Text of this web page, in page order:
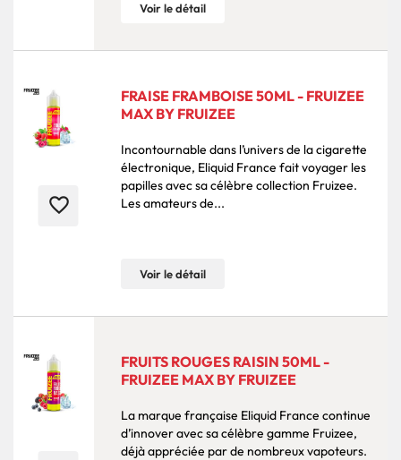
Voir le détail
favorite_border
FRAISE FRAMBOISE 50ML - FRUIZEE
MAX BY FRUIZEE
Incontournable dans l’univers de la cigarette
électronique, Eliquid France fait voyager les
papilles avec sa célèbre collection Fruizee.
Les amateurs de...
Voir le détail
FRUITS ROUGES RAISIN 50ML -
FRUIZEE MAX BY FRUIZEE
La marque française Eliquid France continue
d’innover avec sa célèbre gamme Fruizee,
déjà appréciée par de nombreux vapoteurs.